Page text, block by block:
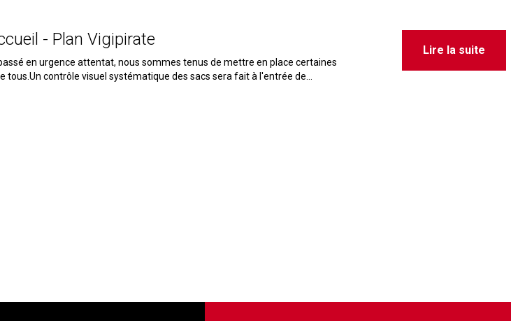
- Plan Vigipirate
en urgence attentat, nous sommes tenus de mettre en place certaines
tous.Un contrôle visuel systématique des sacs sera fait à l'entrée de...
Lire la suite